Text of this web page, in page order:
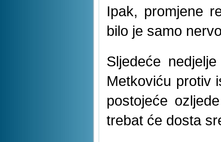
Ipak, promjene
bilo je samo
Sljedeće
Metkoviću protiv
postojeće
trebat će dosta